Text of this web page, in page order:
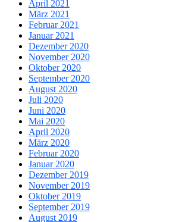
April 2021
März 2021
Februar 2021
Januar 2021
Dezember 2020
November 2020
Oktober 2020
September 2020
August 2020
Juli 2020
Juni 2020
Mai 2020
April 2020
März 2020
Februar 2020
Januar 2020
Dezember 2019
November 2019
Oktober 2019
September 2019
August 2019